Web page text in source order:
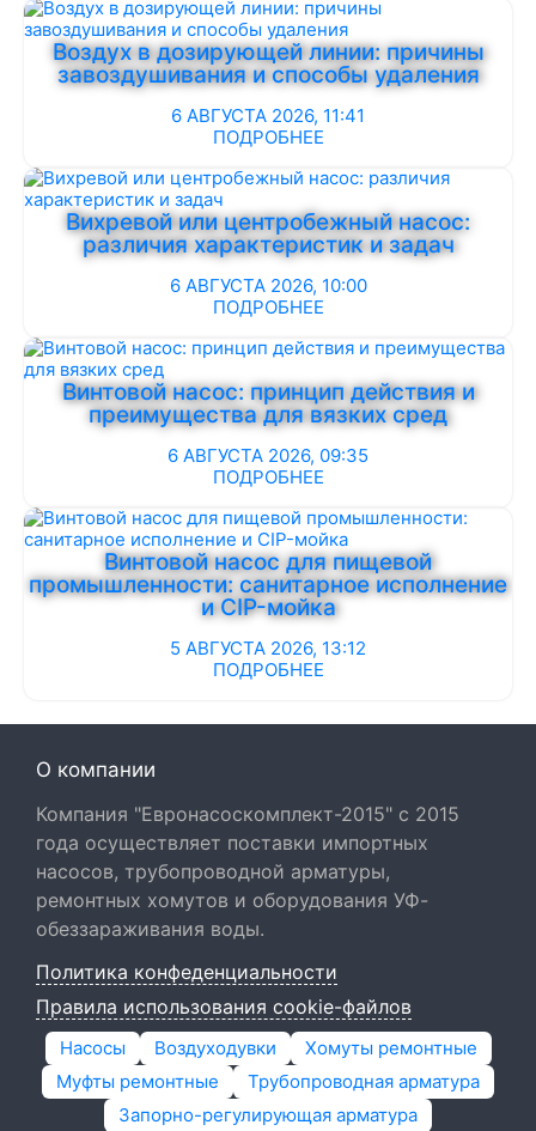
Воздух в дозирующей линии: причины
завоздушивания и способы удаления
6 АВГУСТА 2026, 11:41
ПОДРОБНЕЕ
Вихревой или центробежный насос:
различия характеристик и задач
6 АВГУСТА 2026, 10:00
ПОДРОБНЕЕ
Винтовой насос: принцип действия и
преимущества для вязких сред
6 АВГУСТА 2026, 09:35
ПОДРОБНЕЕ
Винтовой насос для пищевой
промышленности: санитарное исполнение
и CIP-мойка
5 АВГУСТА 2026, 13:12
ПОДРОБНЕЕ
О компании
Компания "Евронасоскомплект-2015" с 2015
года осуществляет поставки импортных
насосов, трубопроводной арматуры,
ремонтных хомутов и оборудования УФ-
обеззараживания воды.
Политика конфеденциальности
Правила использования cookie-файлов
Насосы Воздуходувки
Хомуты ремонтные
Муфты ремонтные
Трубопроводная арматура
Запорно-регулирующая арматура